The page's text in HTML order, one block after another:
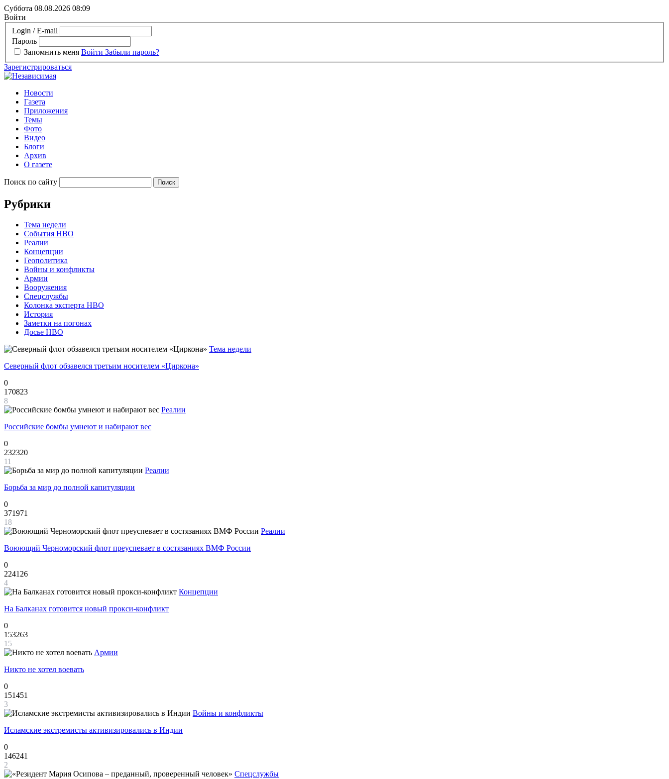
Суббота 08.08.2026 08:09
Войти
Login / E-mail
Пароль
Запомнить меня Войти Забыли пароль?
Зарегистрироваться
Новости
Газета
Приложения
Темы
Фото
Видео
Блоги
Архив
О газете
Поиск по сайту
Рубрики
Тема недели
События НВО
Реалии
Концепции
Геополитика
Войны и конфликты
Армии
Вооружения
Спецслужбы
Колонка эксперта НВО
История
Заметки на погонах
Досье НВО
Тема недели
Северный флот обзавелся третьим носителем «Циркона»
0
170823
8
Реалии
Российские бомбы умнеют и набирают вес
0
232320
11
Реалии
Борьба за мир до полной капитуляции
0
371971
18
Реалии
Воюющий Черноморский флот преуспевает в состязаниях ВМФ России
0
224126
4
Концепции
На Балканах готовится новый прокси-конфликт
0
153263
15
Армии
Никто не хотел воевать
0
151451
3
Войны и конфликты
Исламские экстремисты активизировались в Индии
0
146241
2
Спецслужбы